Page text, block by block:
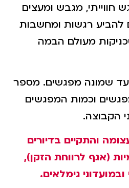
חווייתי, מגבש ומעצים
רגשות ומחשבות
מעולם הבמה
שמונה מפגשים. מספר
וכמות המפגשים
הקבוצה.
והתקיים בדיורים
(אגף לרווחת הזקן),
גימלאים.